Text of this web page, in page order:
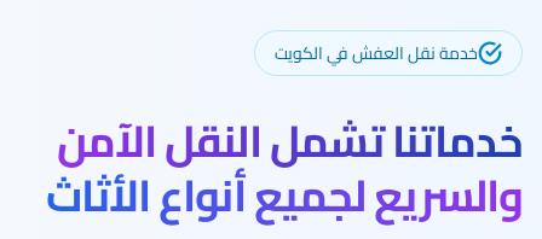
خدمة نقل العفش في الكويت
خدماتنا تشمل النقل الآمن
والسريع لجميع أنواع الأثاث